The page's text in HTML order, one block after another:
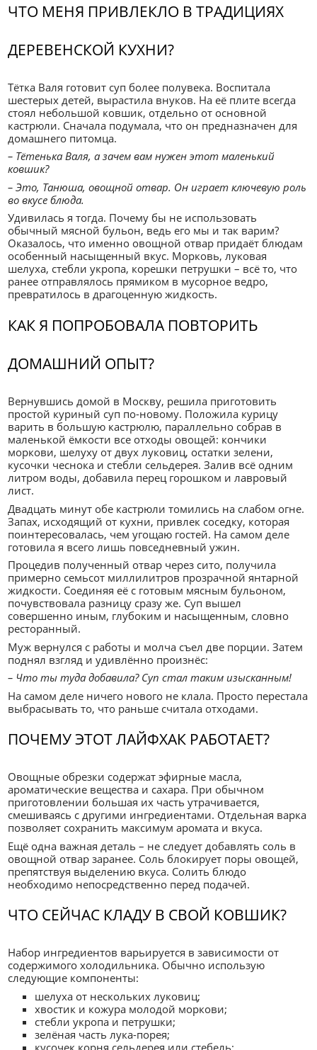
ЧТО МЕНЯ ПРИВЛЕКЛО В ТРАДИЦИЯХ
ДЕРЕВЕНСКОЙ КУХНИ?
Тётка Валя готовит суп более полувека. Воспитала
шестерых детей, вырастила внуков. На её плите всегда
стоял небольшой ковшик, отдельно от основной
кастрюли. Сначала подумала, что он предназначен для
домашнего питомца.
– Тётенька Валя, а зачем вам нужен этот маленький
ковшик?
– Это, Танюша, овощной отвар. Он играет ключевую роль
во вкусе блюда.
Удивилась я тогда. Почему бы не использовать
обычный мясной бульон, ведь его мы и так варим?
Оказалось, что именно овощной отвар придаёт блюдам
особенный насыщенный вкус. Морковь, луковая
шелуха, стебли укропа, корешки петрушки – всё то, что
ранее отправлялось прямиком в мусорное ведро,
превратилось в драгоценную жидкость.
КАК Я ПОПРОБОВАЛА ПОВТОРИТЬ
ДОМАШНИЙ ОПЫТ?
Вернувшись домой в Москву, решила приготовить
простой куриный суп по-новому. Положила курицу
варить в большую кастрюлю, параллельно собрав в
маленькой ёмкости все отходы овощей: кончики
моркови, шелуху от двух луковиц, остатки зелени,
кусочки чеснока и стебли сельдерея. Залив всё одним
литром воды, добавила перец горошком и лавровый
лист.
Двадцать минут обе кастрюли томились на слабом огне.
Запах, исходящий от кухни, привлек соседку, которая
поинтересовалась, чем угощаю гостей. На самом деле
готовила я всего лишь повседневный ужин.
Процедив полученный отвар через сито, получила
примерно семьсот миллилитров прозрачной янтарной
жидкости. Соединяя её с готовым мясным бульоном,
почувствовала разницу сразу же. Суп вышел
совершенно иным, глубоким и насыщенным, словно
ресторанный.
Муж вернулся с работы и молча съел две порции. Затем
поднял взгляд и удивлённо произнёс:
– Что ты туда добавила? Суп стал таким изысканным!
На самом деле ничего нового не клала. Просто перестала
выбрасывать то, что раньше считала отходами.
ПОЧЕМУ ЭТОТ ЛАЙФХАК РАБОТАЕТ?
Овощные обрезки содержат эфирные масла,
ароматические вещества и сахара. При обычном
приготовлении большая их часть утрачивается,
смешиваясь с другими ингредиентами. Отдельная варка
позволяет сохранить максимум аромата и вкуса.
Ещё одна важная деталь – не следует добавлять соль в
овощной отвар заранее. Соль блокирует поры овощей,
препятствуя выделению вкуса. Солить блюдо
необходимо непосредственно перед подачей.
ЧТО СЕЙЧАС КЛАДУ В СВОЙ КОВШИК?
Набор ингредиентов варьируется в зависимости от
содержимого холодильника. Обычно использую
следующие компоненты:
шелуха от нескольких луковиц;
хвостик и кожура молодой моркови;
стебли укропа и петрушки;
зелёная часть лука-порея;
кусочек корня сельдерея или стебель;